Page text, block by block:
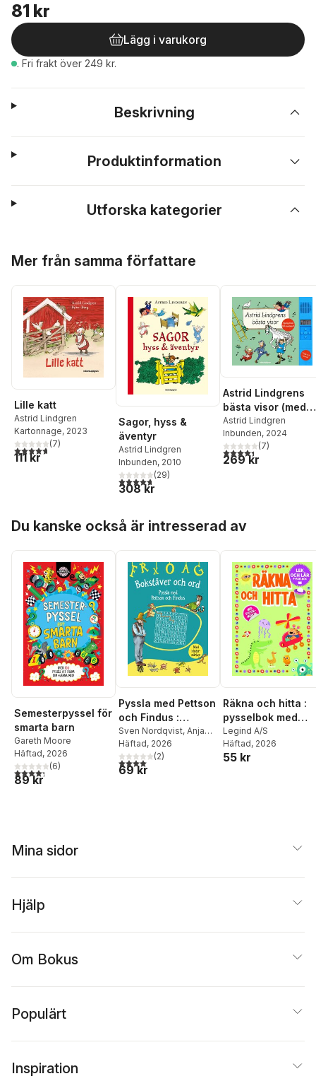
81 kr
Lägg i varukorg
. Fri frakt över 249 kr.
Beskrivning
Produktinformation
Utforska kategorier
Mer från samma författare
Lille katt
Astrid Lindgren
Kartonnage, 2023
4,7utav 5 stjärnor. Totalt antal röster:
(7)
111 kr
Sagor, hyss &
äventyr
Astrid Lindgren
Inbunden, 2010
4,7utav 5 stjärnor. Totalt antal röster:
(29)
308 kr
Astrid Lindgrens
bästa visor (med
ljudmodul)
Astrid Lindgren
Inbunden, 2024
4,4utav 5 stjärnor.
(7)
269 kr
Du kanske också är intresserad av
Semesterpyssel för
smarta barn
Gareth Moore
Häftad, 2026
4,3utav 5 stjärnor. Totalt antal röster:
(6)
89 kr
Pyssla med Pettson
och Findus :
bokstäver och ord
med klistermärken
Sven Nordqvist, Anja
Eriksson
Häftad, 2026
4,0utav 5 stjärnor. Totalt antal röster:
(2)
69 kr
Räkna och hitta :
pysselbok med
klistermärken
Legind A/S
Häftad, 2026
55 kr
Mina sidor
Hjälp
Om Bokus
Populärt
Inspiration